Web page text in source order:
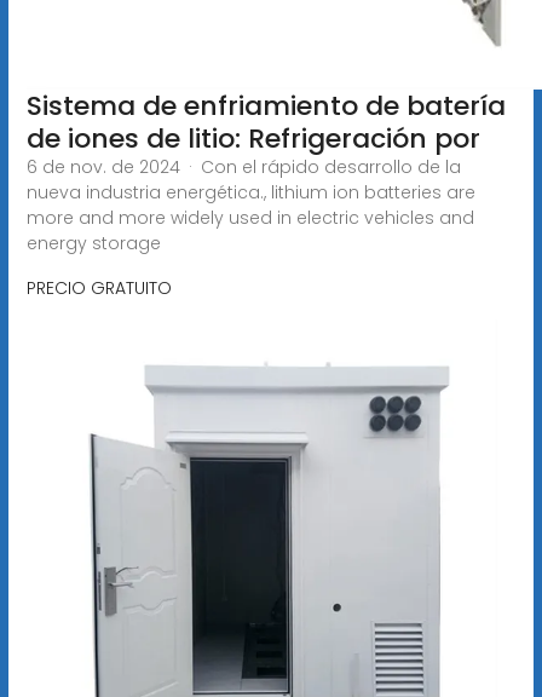
Sistema de enfriamiento de batería
de iones de litio: Refrigeración por
6 de nov. de 2024 · Con el rápido desarrollo de la
nueva industria energética., lithium ion batteries are
more and more widely used in electric vehicles and
energy storage
PRECIO GRATUITO